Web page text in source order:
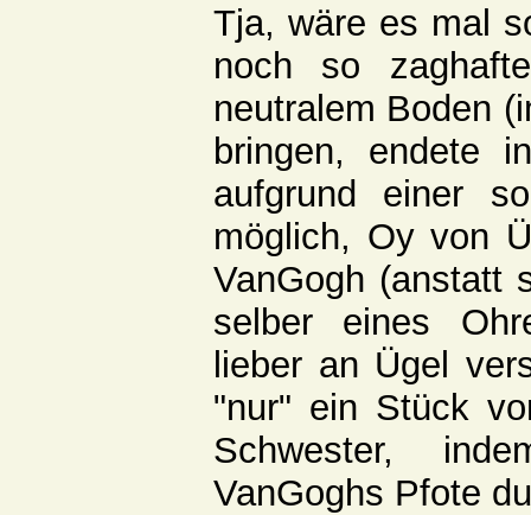
Tja, wäre es mal
noch so
neutralem Boden
bringen, endete
aufgrund einer
möglich, Oy von
VanGogh (anstatt
selber eines
lieber an Ügel
"nur" ein Stück
Schwester,
VanGoghs Pfote